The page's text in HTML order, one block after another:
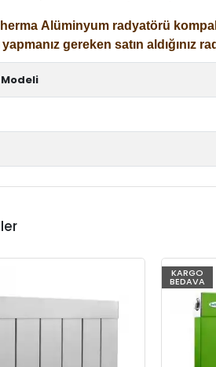
Alüminyum radyatörü
gereken satın aldığınız
KARGO
BEDAVA